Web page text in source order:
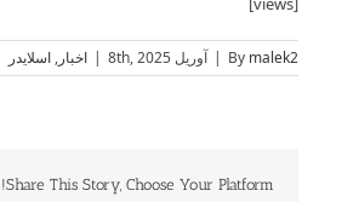
Skip
By malek2
| آوریل 8th, 2025 | اخبار, اسلایدر
Share This Story, Choose Your Platform!